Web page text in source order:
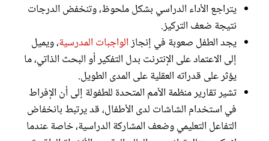
يتراجع الأداء الدراسي بشكل ملحوظ، وتنخفض الدرجات
نتيجة ضعف التركيز.
يجد الطفل صعوبة في إنجازالواجبات المدرسية، ويميل
إلى الاعتماد على الإنترنت بدل التفكير أو البحث الذاتي، ما
يؤثر على قدراته العقلية على المدى الطويل.
تشير تقارير منظمة الأمم المتحدة للطفولة إلى أن الإفراط
في استخدام الشاشات لدى الأطفال، قد يرتبط بانخفاض
التفاعل التعليمي وضعف المشاركة الدراسية، خاصة عندما